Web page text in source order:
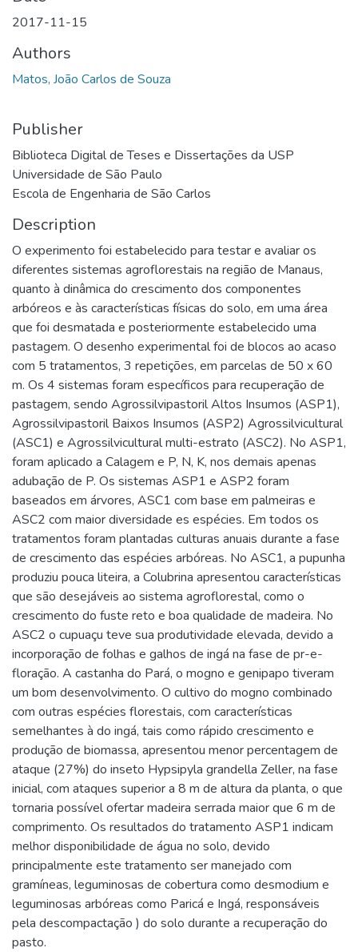
2017-11-15
Authors
Matos, João Carlos de Souza
Publisher
Biblioteca Digital de Teses e Dissertações da USP
Universidade de São Paulo
Escola de Engenharia de São Carlos
Description
O experimento foi estabelecido para testar e avaliar os
diferentes sistemas agroflorestais na região de Manaus,
quanto à dinâmica do crescimento dos componentes
arbóreos e às características físicas do solo, em uma área
que foi desmatada e posteriormente estabelecido uma
pastagem. O desenho experimental foi de blocos ao acaso
com 5 tratamentos, 3 repetições, em parcelas de 50 x 60
m. Os 4 sistemas foram específicos para recuperação de
pastagem, sendo Agrossilvipastoril Altos Insumos (ASP1),
Agrossilvipastoril Baixos Insumos (ASP2) Agrossilvicultural
(ASC1) e Agrossilvicultural multi-estrato (ASC2). No ASP1,
foram aplicado a Calagem e P, N, K, nos demais apenas
adubação de P. Os sistemas ASP1 e ASP2 foram
baseados em árvores, ASC1 com base em palmeiras e
ASC2 com maior diversidade es espécies. Em todos os
tratamentos foram plantadas culturas anuais durante a fase
de crescimento das espécies arbóreas. No ASC1, a pupunha
produziu pouca liteira, a Colubrina apresentou características
que são desejáveis ao sistema agroflorestal, como o
crescimento do fuste reto e boa qualidade de madeira. No
ASC2 o cupuaçu teve sua produtividade elevada, devido a
incorporação de folhas e galhos de ingá na fase de pr-e-
floração. A castanha do Pará, o mogno e genipapo tiveram
um bom desenvolvimento. O cultivo do mogno combinado
com outras espécies florestais, com características
semelhantes à do ingá, tais como rápido crescimento e
produção de biomassa, apresentou menor percentagem de
ataque (27%) do inseto Hypsipyla grandella Zeller, na fase
inicial, com ataques superior a 8 m de altura da planta, o que
tornaria possível ofertar madeira serrada maior que 6 m de
comprimento. Os resultados do tratamento ASP1 indicam
melhor disponibilidade de água no solo, devido
principalmente este tratamento ser manejado com
gramíneas, leguminosas de cobertura como desmodium e
leguminosas arbóreas como Paricá e Ingá, responsáveis
pela descompactação ) do solo durante a recuperação do
pasto.